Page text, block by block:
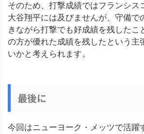
そのため、打撃成績ではフランシス
大谷翔平には及びませんが、守備で
きながら打撃でも好成績を残したこ
の方が優れた成績を残したという主
いかと考えられます。
最後に
今回はニューヨーク・メッツで活躍